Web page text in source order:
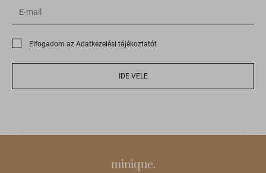
Elfogadom az Adatkezelési tájékoztatót
IDE VELE
minique.